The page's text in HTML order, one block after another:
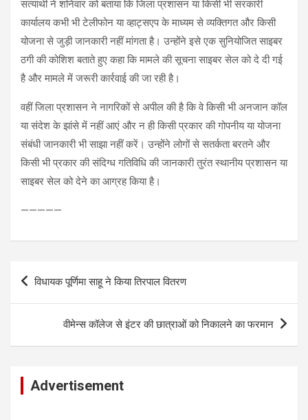
सत्यार्थी ने शनिवार को बताया कि जिला प्रशासन या किसी भी सरकारी
कार्यालय कभी भी टेलीफोन या व्हाट्सएप के माध्यम से व्यक्तिगत और किसी
योजना से जुड़ी जानकारी नहीं मांगता है। उन्होंने इसे एक सुनियोजित साइबर
ठगी की कोशिश बताते हुए कहा कि मामले की सूचना साइबर सेल को दे दी गई
है और मामले में जरूरी कार्रवाई की जा रही है।
वहीं जिला प्रशासन ने नागरिकों से अपील की है कि वे किसी भी अनजान कॉल
या संदेश के झांसे में नहीं आएं और न ही किसी प्रकार की गोपनीय या योजना
संबंधी जानकारी भी साझा नहीं करें। उन्होंने लोगों से सतर्कता बरतने और
किसी भी प्रकार की संदिग्ध गतिविधि की जानकारी तुरंत स्थानीय प्रशासन या
साइबर सेल को देने का आग्रह किया है।
—————
Post
navigation
विधायक पूर्णिमा साहू ने किया तिरपाल वितरण
वीमेन्स कॉलेज से इंटर की छात्राओं को निकालने का फरमान
Advertisement